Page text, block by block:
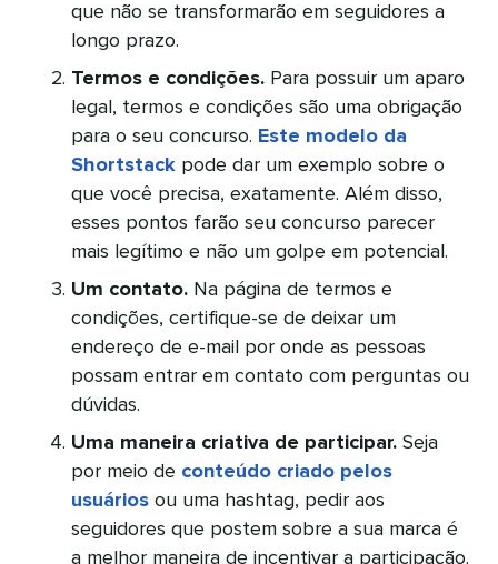
que não se transformarão em seguidores a
longo prazo.
Termos e condições. Para possuir um aparo
legal, termos e condições são uma obrigação
para o seu concurso. Este modelo da
Shortstack pode dar um exemplo sobre o
que você precisa, exatamente. Além disso,
esses pontos farão seu concurso parecer
mais legítimo e não um golpe em potencial.
Um contato. Na página de termos e
condições, certifique-se de deixar um
endereço de e-mail por onde as pessoas
possam entrar em contato com perguntas ou
dúvidas.
Uma maneira criativa de participar. Seja
por meio de conteúdo criado pelos
usuários ou uma hashtag, pedir aos
seguidores que postem sobre a sua marca é
a melhor maneira de incentivar a participação.